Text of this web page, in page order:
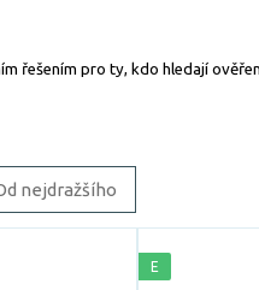
řešením pro ty, kdo hledají
nejdražšího
E